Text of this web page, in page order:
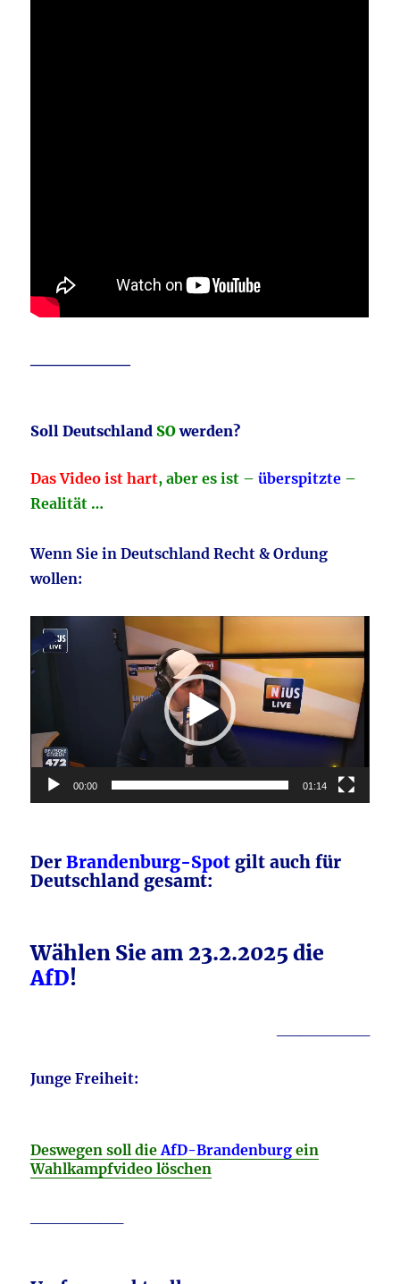
Soll DeutschlandSOwerden?
Das Video ist hart, aber es ist –überspitzte –
Realität …
Wenn Sie in Deutschland Recht & Ordung
wollen:
Video-
Player
00:00 01:14
DerBrandenburg-Spot gilt auch für
Deutschland gesamt:
Wählen Sie am 23.2.2025 die
AfD!
Junge Freiheit:
Deswegen soll dieAfD-Brandenburg ein
Wahlkampfvideo löschen